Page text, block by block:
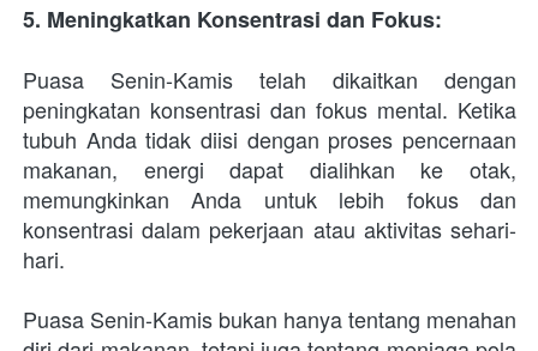
5. Meningkatkan Konsentrasi dan Fokus:
Puasa Senin-Kamis telah dikaitkan dengan
peningkatan konsentrasi dan fokus mental. Ketika
tubuh Anda tidak diisi dengan proses pencernaan
makanan, energi dapat dialihkan ke otak,
memungkinkan Anda untuk lebih fokus dan
konsentrasi dalam pekerjaan atau aktivitas sehari-
hari.
Puasa Senin-Kamis bukan hanya tentang menahan